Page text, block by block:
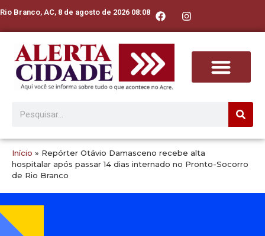
Rio Branco, AC, 8 de agosto de 2026 08:08
Início » Repórter Otávio Damasceno recebe alta
hospitalar após passar 14 dias internado no Pronto-Socorro
de Rio Branco